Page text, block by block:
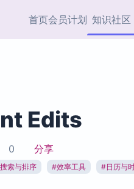
首页会员计划 知识社区
协作者
热门链接 Top5
问 Obsidian 官方
插件
Edits
0 分享
搜索与排序 #效率工具 #日历与